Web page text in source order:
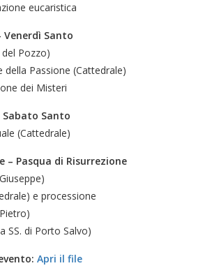
eucaristica
Venerdì Santo
Pozzo)
della Passione (Cattedrale)
dei Misteri
Sabato Santo
(Cattedrale)
– Pasqua di Risurrezione
e processione
SS. di Porto Salvo)
Apri il file